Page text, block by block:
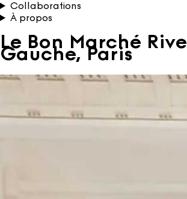
Collaborations
À propos
Le Bon Marché Rive
Gauche, Paris